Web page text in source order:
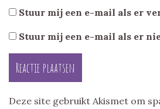
Stuur mij een e-mail als er
Stuur mij een e-mail als er
Deze site gebruikt Akismet om